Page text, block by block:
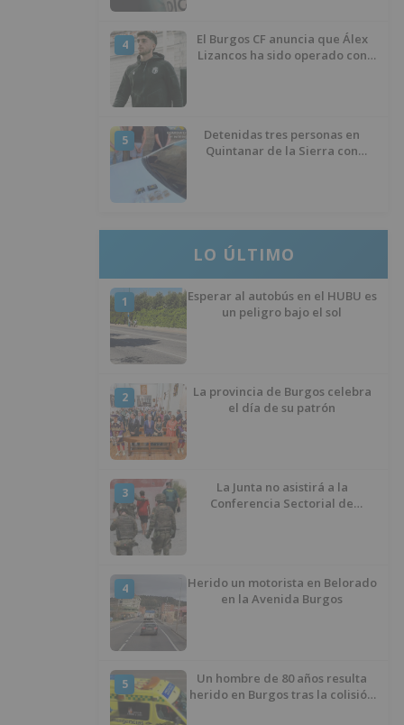
4
El Burgos CF anuncia que Álex
Lizancos ha sido operado con
5
Detenidas tres personas en
Quintanar de la Sierra con
LO ÚLTIMO
1
Esperar al autobús en el HUBU es
un peligro bajo el sol
2
La provincia de Burgos celebra
el día de su patrón
3
La Junta no asistirá a la
Conferencia Sectorial de
4
Herido un motorista en Belorado
en la Avenida Burgos
5
Un hombre de 80 años resulta
herido en Burgos tras la colisión